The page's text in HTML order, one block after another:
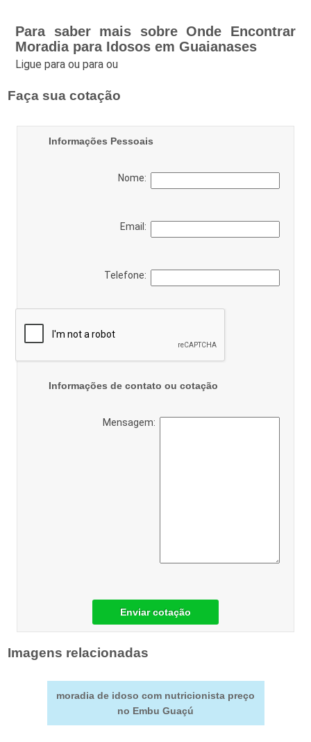
Para saber mais sobre Onde Encontrar
Moradia para Idosos em Guaianases
Ligue paraou paraou
Faça sua cotação
Informações Pessoais
Nome:
Email:
Telefone:
Informações de contato ou cotação
Mensagem:
Enviar cotação
Imagens relacionadas
moradia de idoso com nutricionista preço
no Embu Guaçú